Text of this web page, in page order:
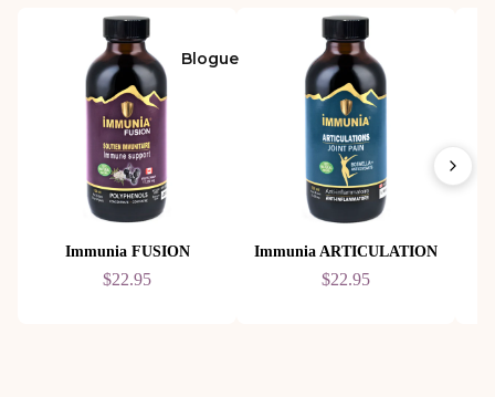
Blogue
Immunia FUSION
$22.95
Immunia ARTICULATION
$22.95